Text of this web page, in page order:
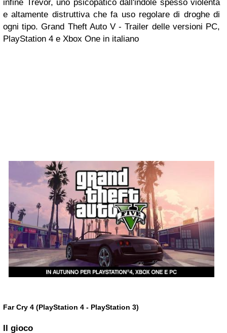
infine Trevor, uno psicopatico dall'indole spesso violenta
e altamente distruttiva che fa uso regolare di droghe di
ogni tipo.Grand Theft Auto V - Trailer delle versioni PC,
PlayStation 4 e Xbox One in italiano
Far Cry 4 (PlayStation 4 - PlayStation 3)
Il gioco